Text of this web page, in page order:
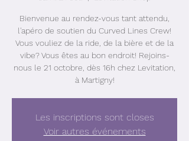
Bienvenue au rendez-vous tant attendu,
l'apéro de soutien du Curved Lines Crew!
Vous vouliez de la ride, de la bière et de la
vibe? Vous êtes au bon endroit! Rejoins-
nous le 21 octobre, dès 16h chez Levitation,
à Martigny!
Les inscriptions sont closes
Voir autres événements